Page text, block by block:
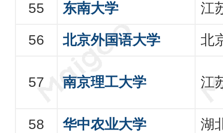
东南大学 江
北京外国语大学 北
南京理工大学 江
华中农业大学 湖